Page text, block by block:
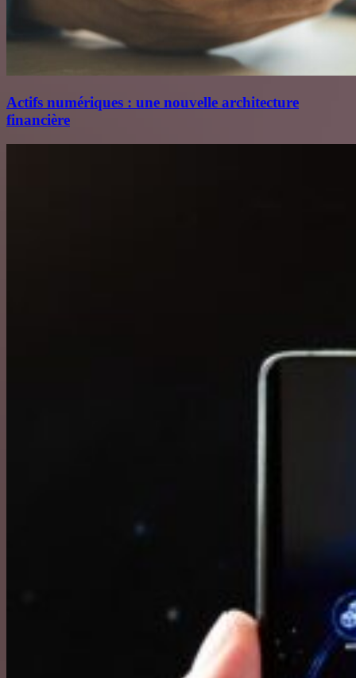
Actifs numériques : une nouvelle architecture
financière